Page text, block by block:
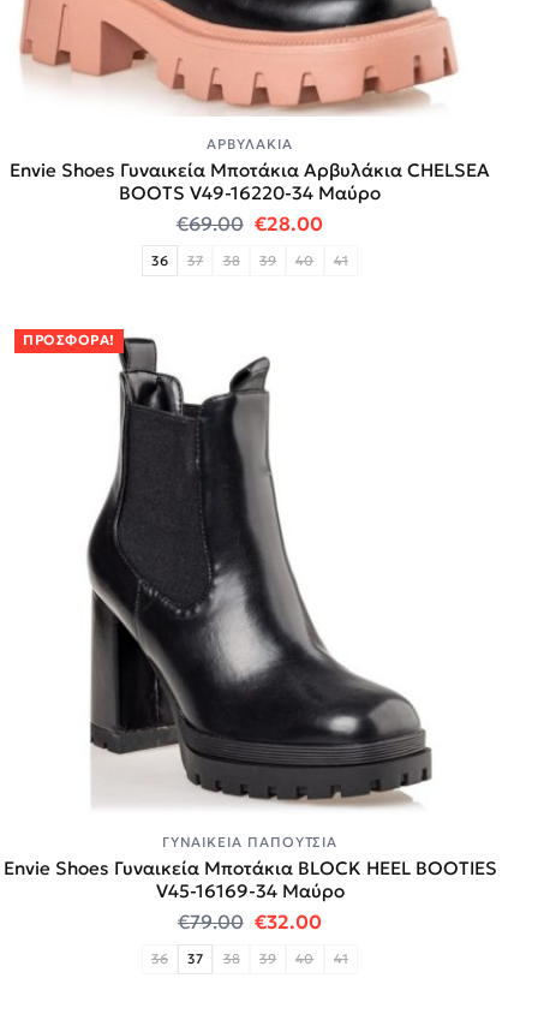
ΑΡΒΥΛΆΚΙΑ
Envie Shoes Γυναικεία Μποτάκια Αρβυλάκια CHELSEA
BOOTS V49-16220-34 Μαύρο
€69.00 Original price was: €69.00.
€28.00Η τρέχουσα τιμή
36 37 38 39 40 41
ΠΡΟΣΦΟΡΆ!
ΓΥΝΑΙΚΕΊΑ ΠΑΠΟΎΤΣΙΑ
Envie Shoes Γυναικεία Μποτάκια BLOCK HEEL BOOTIES
V45-16169-34 Μαύρο
€79.00 Original price was: €79.00.
€32.00Η τρέχουσα τιμή
36 37 38 39 40 41